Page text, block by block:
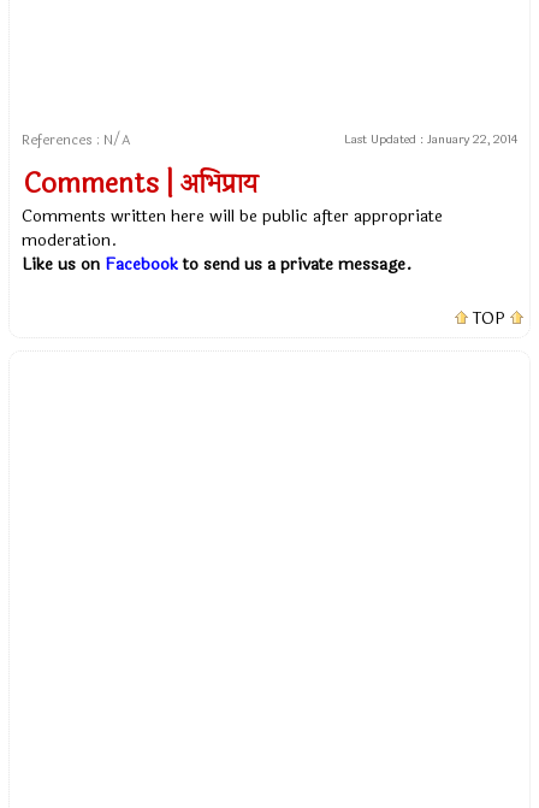
References : N/A Last Updated : January 22, 2014
Comments | अभिप्राय
Comments written here will be public after appropriate
moderation.
Like us on Facebookto send us a private message.
TOP